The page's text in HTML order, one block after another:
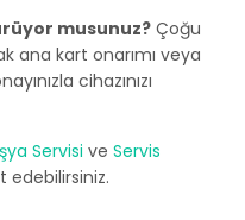
musunuz? Çoğu
ana kart onarımı veya
cihazınızı
Servisi ve Servis
edebilirsiniz.